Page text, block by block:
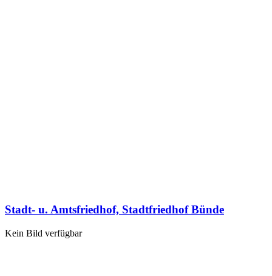
Stadt- u. Amtsfriedhof, Stadtfriedhof Bünde
Kein Bild verfügbar